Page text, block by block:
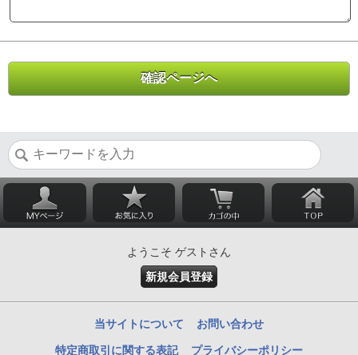
ようこそ ゲストさん
新規会員登録
当サイトについて お問い合わせ
特定商取引に関する表記 プライバシーポリシー